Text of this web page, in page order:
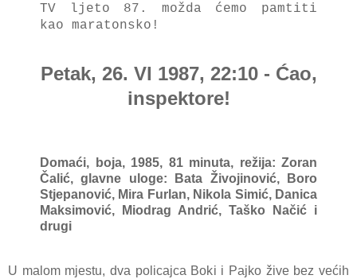
TV ljeto 87. možda ćemo pamtiti
kao maratonsko!
Petak, 26. VI 1987, 22:10 - Ćao,
inspektore!
Domaći, boja, 1985, 81 minuta, režija: Zoran
Čalić, g lavne uloge:
Bata Živojinović, Boro
Stjepanović, Mira Furlan, Nikola Simić, Danica
Maksimović, Miodrag Andrić, Taško Načić i
drugi
U malom mjestu, dva policajca Boki i Pajko žive bez većih